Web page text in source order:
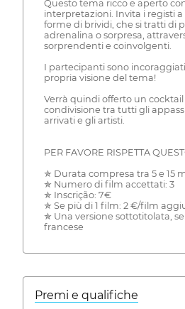
Questo tema ricco e aperto
interpretazioni. Invita i registi
forme di brividi, che si tratti di
adrenalina o sorpresa,
sorprendenti e coinvolgenti.
I partecipanti sono
propria visione del tema!
Verrà quindi offerto un
condivisione tra tutti gli
arrivati e gli artisti.
PER FAVORE RISPETTA
✯ Durata compresa tra 5 e 15
✯ Numero di film accettati: 3
✯ Inscrição: 7€
✯ Se più di 1 film: 2 €/film
✯ Una versione sottotitolata,
francese
Premi e qualifiche